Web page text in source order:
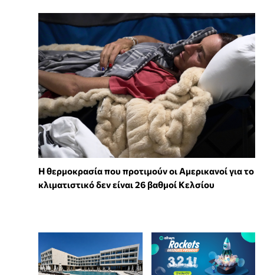
Η θερμοκρασία που προτιμούν οι Αμερικανοί για το
κλιματιστικό δεν είναι 26 βαθμοί Κελσίου